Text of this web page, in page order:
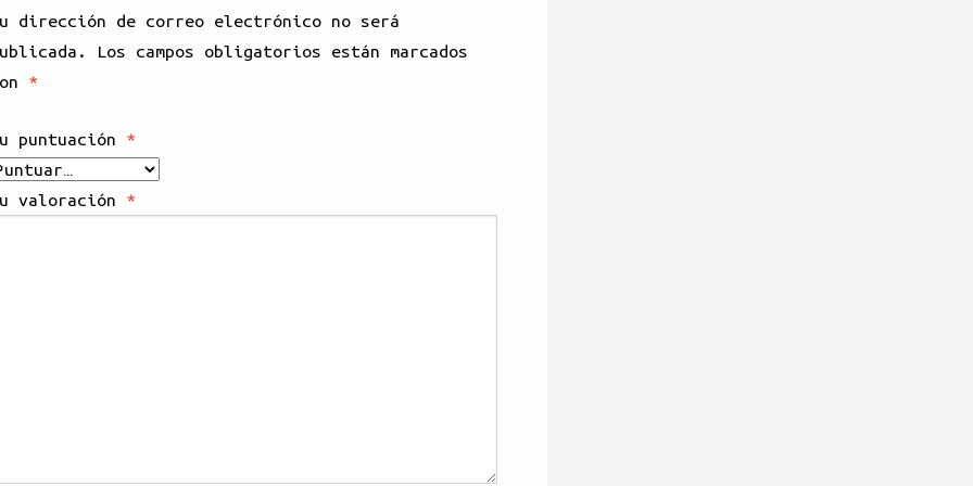
dirección de correo electrónico no será
Los campos obligatorios están marcados
*
puntuación *
valoración *